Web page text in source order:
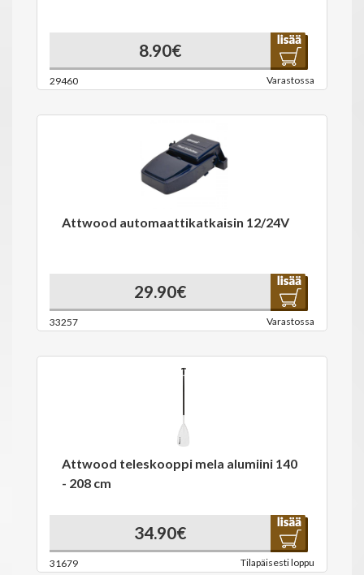
8.90€
29460 Varastossa
Attwood automaattikatkaisin 12/24V
29.90€
33257 Varastossa
Attwood teleskooppi mela alumiini 140
- 208 cm
34.90€
31679 Tilapäisesti loppu